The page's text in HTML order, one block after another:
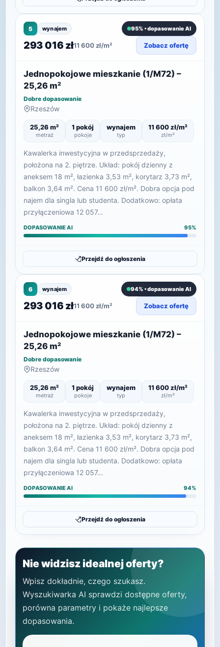
5 wynajem 95% • dopasowanie AI
293 016 zł11 600 zł/m² Zobacz ofertę
Jednopokojowe mieszkanie (1/M72) –
25,26 m²
Dobre dopasowanie
Rzeszów
25,26 m²
metraż
1 pokój
pokoje
wynajem
typ
11 600 zł/m²
zł/m²
Kawalerka inwestycyjna w przedsprzedaży,
położona na 2. piętrze. Układ: pokój dzienny z
aneksem 18 m², łazienka 3,53 m², korytarz 3,73 m²,
balkon 3,64 m². Cena 11 600 zł/m². Dobra opcja pod
najem dla singla lub studenta. Dodatkowo: opłata
przyłączeniowa 12 057…
DOPASOWANIE AI 95%
Przejdź do ogłoszenia
6 wynajem 94% • dopasowanie AI
293 016 zł11 600 zł/m² Zobacz ofertę
Jednopokojowe mieszkanie (1/M72) –
25,26 m²
Dobre dopasowanie
Rzeszów
25,26 m²
metraż
1 pokój
pokoje
wynajem
typ
11 600 zł/m²
zł/m²
Kawalerka inwestycyjna w przedsprzedaży,
położona na 2. piętrze. Układ: pokój dzienny z
aneksem 18 m², łazienka 3,53 m², korytarz 3,73 m²,
balkon 3,64 m². Cena 11 600 zł/m². Dobra opcja pod
najem dla singla lub studenta. Dodatkowo: opłata
przyłączeniowa 12 057…
DOPASOWANIE AI 94%
Przejdź do ogłoszenia
Nie widzisz idealnej oferty?
Wpisz dokładnie, czego szukasz.
Wyszukiwarka AI sprawdzi dostępne oferty,
porówna parametry i pokaże najlepsze
dopasowania.